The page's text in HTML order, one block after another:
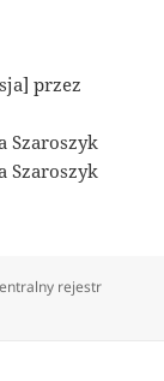
przez
Szaroszyk
Szaroszyk
rejestr